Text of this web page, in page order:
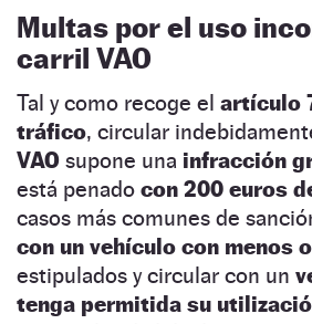
Multas por el uso
carril VAO
Tal y como recoge el artículo
tráfico, circular
VAO supone una infracción
está penado con 200 euros
casos más comunes de
con un vehículo con menos
estipulados y circular con un
tenga permitida su